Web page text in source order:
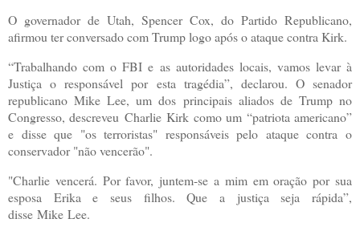
O governador de Utah, Spencer Cox, do Partido Republicano,
afirmou ter conversado com Trump logo após o ataque contra Kirk.
“Trabalhando com o FBI e as autoridades locais, vamos levar à
Justiça o responsável por esta tragédia”, declarou. O senador
republicano Mike Lee, um dos principais aliados de Trump no
Congresso, descreveu CharlieKirk como um “patriota americano”
e disse que "os terroristas" responsáveis pelo ataque contra o
conservador "não vencerão".
"Charlie vencerá. Por favor, juntem-se a mim em oração por sua
esposa Erika e seus filhos. Que a justiça seja rápida”,
disse Mike Lee.